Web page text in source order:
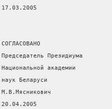
17.03.2005
СОГЛАСОВАНО
Председатель Президиума
Национальной академии
наук Беларуси
М.В.Мясникович
20.04.2005